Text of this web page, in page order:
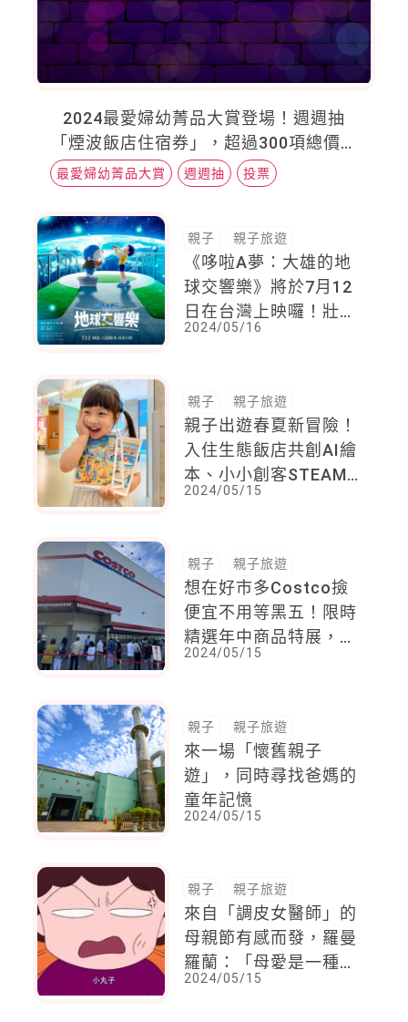
2024最愛婦幼菁品大賞登場！週週抽
「煙波飯店住宿券」，超過300項總價值
40萬元豐富大獎，等你帶回家！
最愛婦幼菁品大賞 週週抽 投票
親子 親子旅遊
《哆啦A夢：大雄的地
球交響樂》將於7月12
日在台灣上映囉！壯闊
的冒險故事，並拯救地
2024/05/16
親子 親子旅遊
親子出遊春夏新冒險！
入住生態飯店共創AI繪
本、小小創客STEAM
營
2024/05/15
親子 親子旅遊
想在好市多Costco撿
便宜不用等黑五！限時
精選年中商品特展，主
婦必買攻略
2024/05/15
親子 親子旅遊
來一場「懷舊親子
遊」，同時尋找爸媽的
童年記憶
2024/05/15
親子 親子旅遊
來自「調皮女醫師」的
母親節有感而發，羅曼
羅蘭：「母愛是一種巨
大的火焰。」簡稱火
2024/05/15